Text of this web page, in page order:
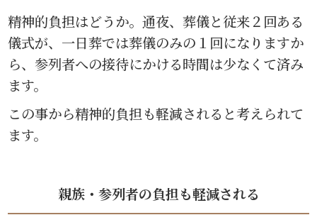
精神的負担はどうか。通夜、葬儀と従来２回ある
儀式が、一日葬では葬儀のみの１回になりますか
ら、参列者への接待にかける時間は少なくて済み
ます。
この事から精神的負担も軽減されると考えられて
ます。
親族・参列者の負担も軽減される